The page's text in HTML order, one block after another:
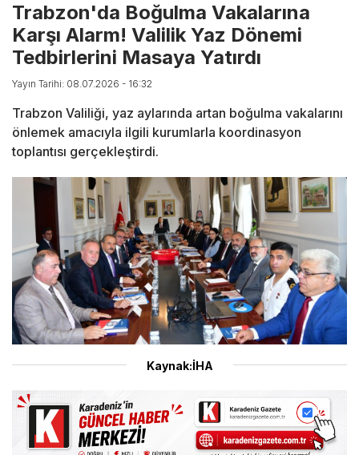
Trabzon'da Boğulma Vakalarına
Karşı Alarm! Valilik Yaz Dönemi
Tedbirlerini Masaya Yatırdı
Yayın Tarihi: 08.07.2026 - 16:32
Trabzon Valiliği, yaz aylarında artan boğulma vakalarını
önlemek amacıyla ilgili kurumlarla koordinasyon
toplantısı gerçekleştirdi.
Kaynak:İHA